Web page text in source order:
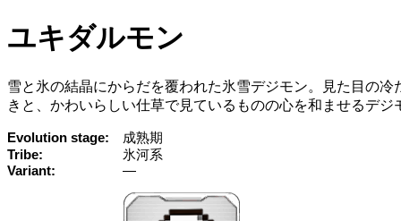
ユキダルモン
雪と氷の結晶にからだを覆われた氷雪デジモン。見た目の
きと、かわいらしい仕草で見ているものの心を和ませるデ
Evolution stage
成熟期
Tribe
氷河系
Variant
—